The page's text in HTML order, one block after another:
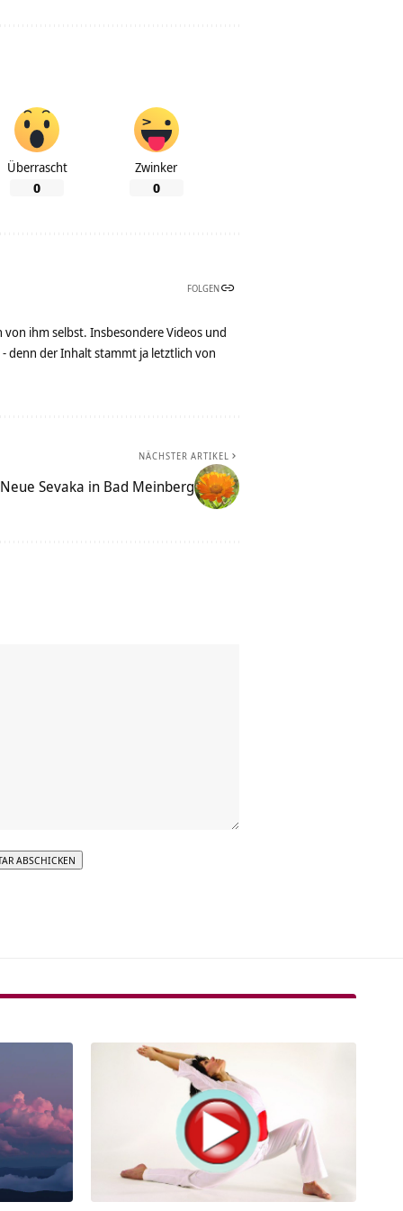
Überrascht
0
Zwinker
0
FOLGEN
ihm selbst. Insbesondere Videos und
denn der Inhalt stammt ja letztlich von
NÄCHSTER ARTIKEL
Neue Sevaka in Bad Meinberg